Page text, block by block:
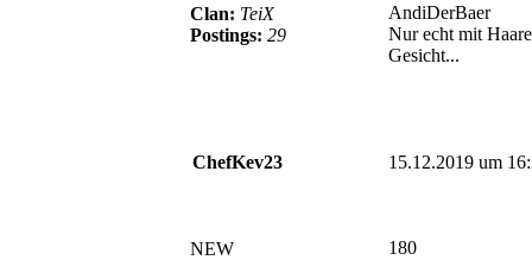
Clan: TeiX
Postings: 29
AndiDerBaer
Nur echt mit
Gesicht...
ChefKev23 15.12.2019 um
NEW 180